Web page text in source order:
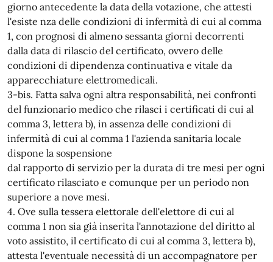
giorno antecedente la data della votazione, che attesti
l'esiste nza delle condizioni di infermità di cui al comma
1, con prognosi di almeno sessanta giorni decorrenti
dalla data di rilascio del certificato, ovvero delle
condizioni di dipendenza continuativa e vitale da
apparecchiature elettromedicali.
3-bis. Fatta salva ogni altra responsabilità, nei confronti
del funzionario medico che rilasci i certificati di cui al
comma 3, lettera b), in assenza delle condizioni di
infermità di cui al comma 1 l'azienda sanitaria locale
dispone la sospensione
dal rapporto di servizio per la durata di tre mesi per ogni
certificato rilasciato e comunque per un periodo non
superiore a nove mesi.
4. Ove sulla tessera elettorale dell'elettore di cui al
comma 1 non sia già inserita l'annotazione del diritto al
voto assistito, il certificato di cui al comma 3, lettera b),
attesta l'eventuale necessità di un accompagnatore per